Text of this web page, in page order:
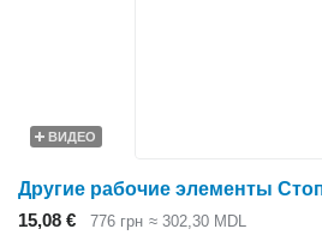
ВИДЕО
15,08 € 776 грн ≈ 302,30 MDL